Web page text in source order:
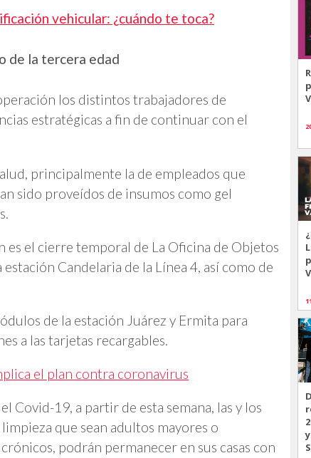
vehicular: ¿cuándo te toca?
de la tercera edad
los distintos trabajadores de
estratégicas a fin de continuar con el
principalmente la de empleados que
sido proveídos de insumos como gel
es el cierre temporal de La Oficina de Objetos
Candelaria de la Línea 4, así como de
de la estación Juárez y Ermita para
a las tarjetas recargables.
el plan contra coronavirus
Covid-19, a partir de esta semana, las y los
que sean adultos mayores o
podrán permanecer en sus casas con